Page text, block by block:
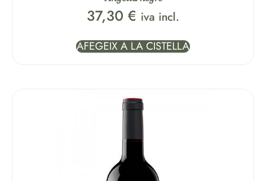
37,30 € iva incl.
AFEGEIX A LA CISTELLA